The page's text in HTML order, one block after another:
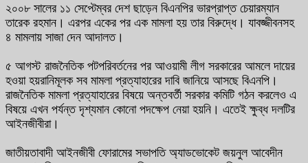
২০০৮ সালের ১১ সেপ্টেম্বর দেশ ছাড়েন বিএনপির ভারপ্রাপ্ত চেয়ারম্যান
তারেক রহমান। এরপর একের পর এক মামলা হয় তার বিরুদ্ধে। যাবজ্জীবনসহ
৪ মামলায় সাজা দেন আদালত।
৫ আগস্ট রাজনৈতিক পটপরিবর্তনের পর আওয়ামী লীগ সরকারের আমলে দায়ের
হওয়া হয়রানিমূলক সব মামলা প্রত্যাহারের দাবি জানিয়ে আসছে বিএনপি।
রাজনৈতিক মামলা প্রত্যাহারের বিষয়ে অন্তবর্তী সরকার কমিটি গঠন করলেও এ
বিষয়ে এখন পর্যন্ত দৃশ্যমান কোনো পদক্ষেপ নেয়া হয়নি। এতেই ক্ষুব্ধ দলটির
আইনজীবীরা।
জাতীয়তাবাদী আইনজীবী ফোরামের সভাপতি অ্যাডভোকেট জয়নুল আবেদীন